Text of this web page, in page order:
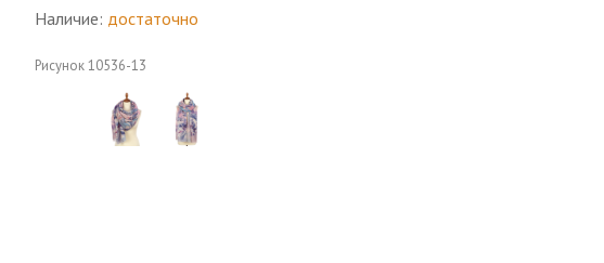
Наличие: достаточно
Рисунок10536-13